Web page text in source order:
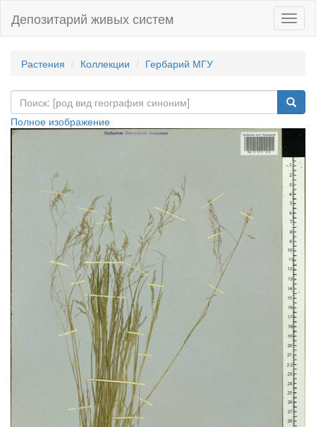
Депозитарий живых систем
Растения Коллекции Гербарий МГУ
Полное изображение